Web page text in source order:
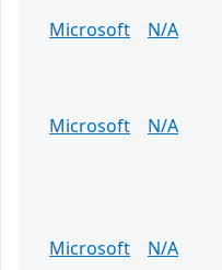
Microsoft
N/A
Microsoft
N/A
Microsoft
N/A